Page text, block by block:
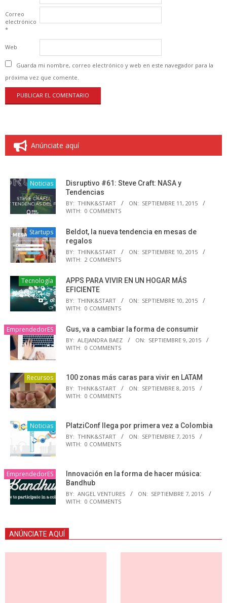
Correo
electrónico
*
Web
Guarda mi nombre, correo electrónico y web en este navegador para la
próxima vez que comente.
Anúnciate aquí
Noticias
Disruptivo #61: Steve Craft: NASA y
Tendencias
BY: THINK&START ON: SEPTIEMBRE 11, 2015
WITH: 0 COMMENTS
Startups
Beldot, la nueva tendencia en mesas de
regalos
BY: THINK&START ON: SEPTIEMBRE 10, 2015
WITH: 2 COMMENTS
Tecnología
APPS PARA VIVIR EN UN HOGAR MÁS
EFICIENTE
BY: THINK&START ON: SEPTIEMBRE 10, 2015
WITH: 0 COMMENTS
EmprendedorES Gus, va a cambiar la forma de consumir
BY: ALEJANDRA BAEZ ON: SEPTIEMBRE 9, 2015
WITH: 0 COMMENTS
Recursos 100 zonas más caras para vivir en LATAM
BY: THINK&START ON: SEPTIEMBRE 8, 2015
WITH: 0 COMMENTS
Noticias PlatziConf llega por primera vez a Colombia
BY: THINK&START ON: SEPTIEMBRE 7, 2015
WITH: 0 COMMENTS
EmprendedorES
Innovación en la forma de hacer música:
Bandhub
BY: ANGEL VENTURES ON: SEPTIEMBRE 7, 2015
WITH: 0 COMMENTS
ANÚNCIATE AQUÍ